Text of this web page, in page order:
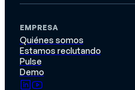
EMPRESA
Quiénes somos
Estamos reclutando
Pulse
Demo